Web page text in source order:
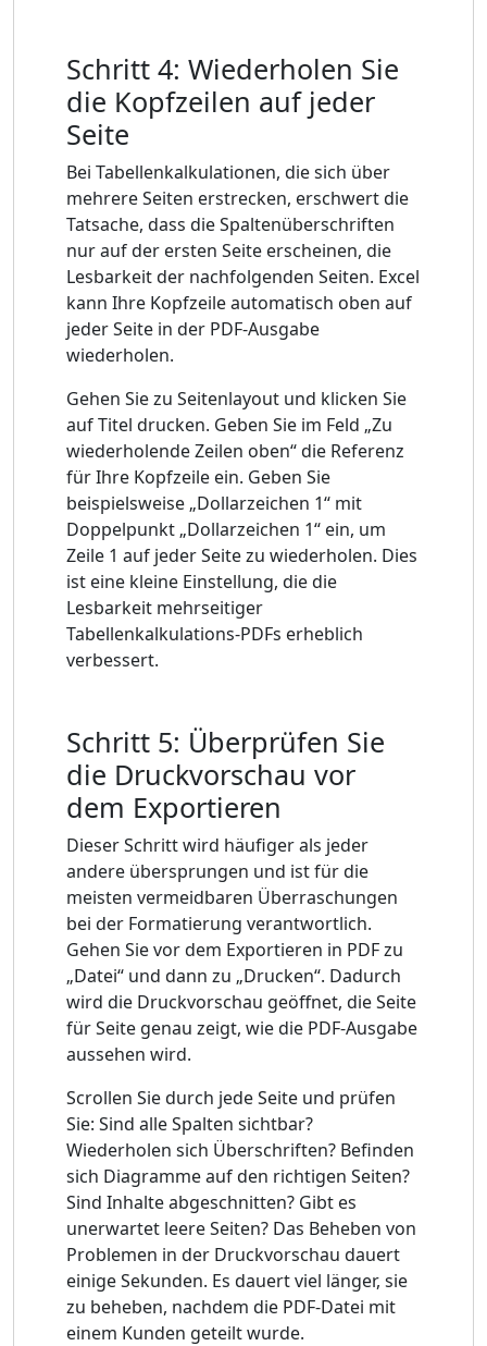
Schritt 4: Wiederholen Sie
die Kopfzeilen auf jeder
Seite
Bei Tabellenkalkulationen, die sich über
mehrere Seiten erstrecken, erschwert die
Tatsache, dass die Spaltenüberschriften
nur auf der ersten Seite erscheinen, die
Lesbarkeit der nachfolgenden Seiten. Excel
kann Ihre Kopfzeile automatisch oben auf
jeder Seite in der PDF-Ausgabe
wiederholen.
Gehen Sie zu Seitenlayout und klicken Sie
auf Titel drucken. Geben Sie im Feld „Zu
wiederholende Zeilen oben“ die Referenz
für Ihre Kopfzeile ein. Geben Sie
beispielsweise „Dollarzeichen 1“ mit
Doppelpunkt „Dollarzeichen 1“ ein, um
Zeile 1 auf jeder Seite zu wiederholen. Dies
ist eine kleine Einstellung, die die
Lesbarkeit mehrseitiger
Tabellenkalkulations-PDFs erheblich
verbessert.
Schritt 5: Überprüfen Sie
die Druckvorschau vor
dem Exportieren
Dieser Schritt wird häufiger als jeder
andere übersprungen und ist für die
meisten vermeidbaren Überraschungen
bei der Formatierung verantwortlich.
Gehen Sie vor dem Exportieren in PDF zu
„Datei“ und dann zu „Drucken“. Dadurch
wird die Druckvorschau geöffnet, die Seite
für Seite genau zeigt, wie die PDF-Ausgabe
aussehen wird.
Scrollen Sie durch jede Seite und prüfen
Sie: Sind alle Spalten sichtbar?
Wiederholen sich Überschriften? Befinden
sich Diagramme auf den richtigen Seiten?
Sind Inhalte abgeschnitten? Gibt es
unerwartet leere Seiten? Das Beheben von
Problemen in der Druckvorschau dauert
einige Sekunden. Es dauert viel länger, sie
zu beheben, nachdem die PDF-Datei mit
einem Kunden geteilt wurde.